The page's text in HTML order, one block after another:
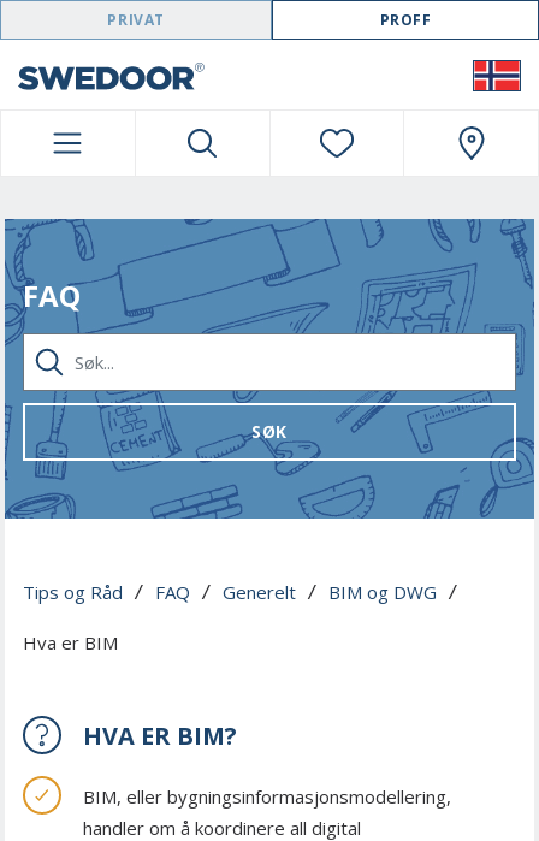
SWEDOOR NAVIGATION
PRIVAT PROFF
FAQ
SØK...
SØK
Tips og Råd / FAQ / Generelt / BIM og DWG /
Hva er BIM
HVA ER BIM?
BIM, eller bygningsinformasjonsmodellering,
handler om å koordinere all digital